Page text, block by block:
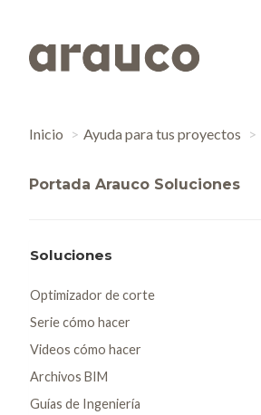
Inicio Ayuda para tus proyectos
Portada Arauco Soluciones
Soluciones
Optimizador de corte
Serie cómo hacer
Videos cómo hacer
Archivos BIM
Guías de Ingeniería